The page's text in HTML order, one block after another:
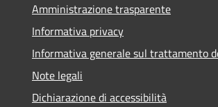
Amministrazione trasparente
Informativa privacy
Informativa generale sul trattamento
Note legali
Dichiarazione di accessibilità